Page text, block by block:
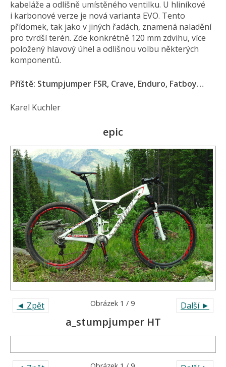
kabeláže a odlišně umístěného ventilku. U hliníkové
i karbonové verze je nová varianta EVO. Tento
přídomek, tak jako v jiných řadách, znamená naladění
pro tvrdší terén. Zde konkrétně 120 mm zdvihu, více
položený hlavový úhel a odlišnou volbu některých
komponentů.
Příště: Stumpjumper FSR, Crave, Enduro, Fatboy…
Karel Kuchler
epic
◄ Zpět Další ►
Obrázek 1 / 9
a_stumpjumper HT